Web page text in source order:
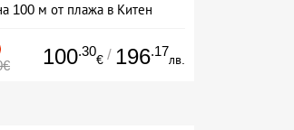
100 м от плажа в Китен
100.30
€ / 196.17
лв.